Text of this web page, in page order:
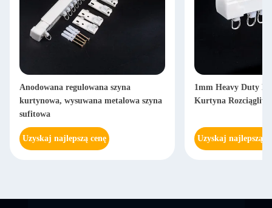
Anodowana regulowana szyna
kurtynowa, wysuwana metalowa szyna
sufitowa
Uzyskaj najlepszą cenę
1mm Heavy Duty
Kurtyna
Uzyskaj najlepszą